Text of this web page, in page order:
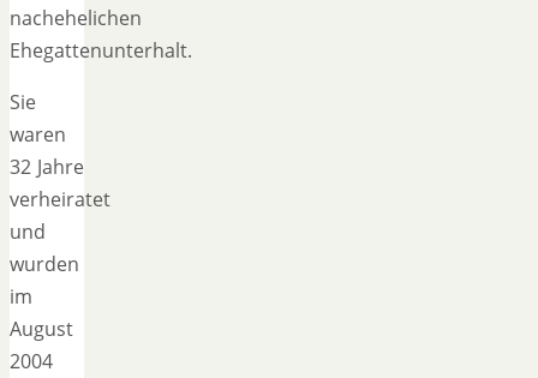
nachehelichen
Ehegattenunterhalt.
Sie
waren
32 Jahre
verheiratet
und
wurden
im
August
2004